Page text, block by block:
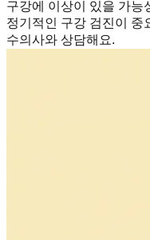
구강에 이상이 있을 가능
정기적인 구강 검진이 중
수의사와 상담해요.